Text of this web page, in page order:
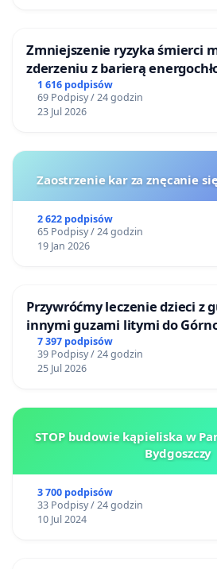
Zmniejszenie ryzyka śmierci
zderzeniu z barierą
1 616 podpisów
69 Podpisy / 24 godzin
23 Jul 2026
Zaostrzenie kar za znęcanie
2 622 podpisów
65 Podpisy / 24 godzin
19 Jan 2026
Przywróćmy leczenie dzieci z
innymi guzami litymi do
Centrum Zdrowia Dziecka w
7 397 podpisów
39 Podpisy / 24 godzin
25 Jul 2026
STOP budowie kąpieliska w
Bydgoszczy
3 700 podpisów
33 Podpisy / 24 godzin
10 Jul 2024